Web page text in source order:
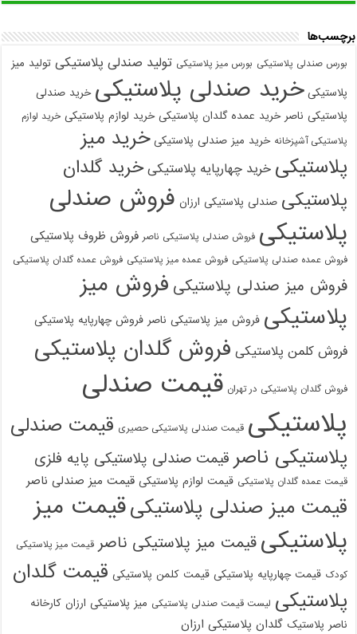
برچسب‌ها
بورس صندلی پلاستیکی بورس میز پلاستیکی تولید صندلی پلاستیکی تولید میز
پلاستیکی خرید صندلی پلاستیکی خرید صندلی
پلاستیکی ناصر خرید عمده گلدان پلاستیکی خرید لوازم پلاستیکی خرید لوازم
پلاستیکی آشپزخانه خرید میز صندلی پلاستیکی خرید میز
پلاستیکی خرید چهارپایه پلاستیکی خرید گلدان
پلاستیکی صندلی پلاستیکی ارزان فروش صندلی
پلاستیکی فروش صندلی پلاستیکی ناصر فروش ظروف پلاستیکی
فروش عمده صندلی پلاستیکی فروش عمده میز پلاستیکی فروش عمده گلدان پلاستیکی
فروش میز صندلی پلاستیکی فروش میز
پلاستیکی فروش میز پلاستیکی ناصر فروش چهارپایه پلاستیکی
فروش کلمن پلاستیکی فروش گلدان پلاستیکی
فروش گلدان پلاستیکی در تهران قیمت صندلی
پلاستیکی قیمت صندلی پلاستیکی حصیری قیمت صندلی
پلاستیکی ناصر قیمت صندلی پلاستیکی پایه فلزی
قیمت عمده گلدان پلاستیکی قیمت لوازم پلاستیکی قیمت میز صندلی ناصر
قیمت میز صندلی پلاستیکیقیمت میز
پلاستیکی قیمت میز پلاستیکی ناصر قیمت میز پلاستیکی
کودک قیمت چهارپایه پلاستیکی قیمت کلمن پلاستیکی قیمت گلدان
پلاستیکی لیست قیمت صندلی پلاستیکی میز پلاستیکی ارزان کارخانه
ناصر پلاستیک گلدان پلاستیکی ارزان